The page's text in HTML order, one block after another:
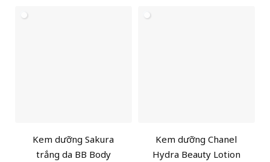
Kem dưỡng Sakura
trắng da BB Body
Kem dưỡng Chanel
Hydra Beauty Lotion